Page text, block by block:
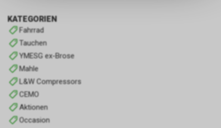
KATEGORIEN
Fahrrad
Tauchen
YMESG ex-Brose
Mahle
L&W Compressors
CEMO
Aktionen
Occasion